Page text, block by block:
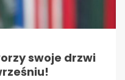
swoje drzwi